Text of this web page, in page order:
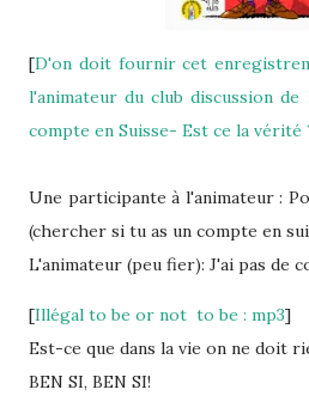
[D'on doit fournir cet
l'animateur du club discussion
compte en Suisse- Est ce la vérité
Une participante à l'animateur :
(chercher si tu as un compte en
L'animateur (peu fier): J'ai pas de
[Illégal to be or not to be : mp3]
Est-ce que dans la vie on ne doit
BEN SI, BEN SI!